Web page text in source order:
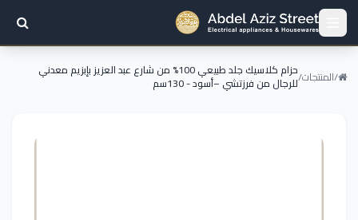
/المنتجات/ حزام كلاسيك جلد طبيعي 100% من شارع عبد العزيز بإبزيم معدني
للرجال من فرزتشي –أسود - 130سم